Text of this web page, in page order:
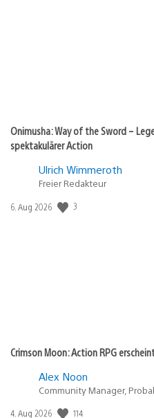
Onimusha: Way of the Sword –
spektakulärer Action
Ulrich Wimmeroth
Freier Redakteur
Veröffentlichungsdatum:
6. Aug 2026 3
Crimson Moon: Action RPG
Alex Noon
Community Manager,
Veröffentlichungsdatum:
4. Aug 2026 114